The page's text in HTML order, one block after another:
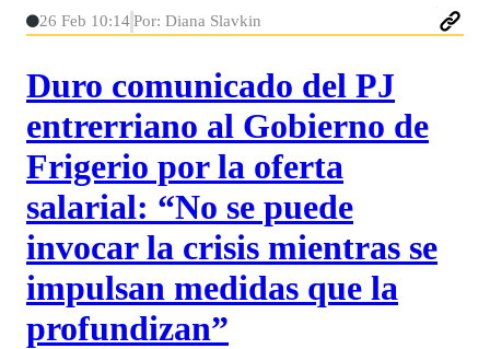
26 Feb 10:14Por: Diana Slavkin
Duro comunicado del PJ
entrerriano al Gobierno de
Frigerio por la oferta
salarial: “No se puede
invocar la crisis mientras se
impulsan medidas que la
profundizan”